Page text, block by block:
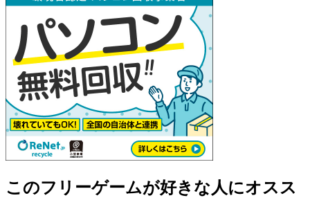
このフリーゲームが好きな人にオスス